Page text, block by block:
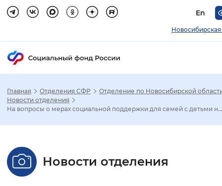
En
Новосибирская
Настройка режима отображения
Стандартный Увеличенный
Главная Отделения СФР
Отделение по Новосибирской
Новости отделения
На вопросы о мерах социальной поддержки для семей с детьми н...
Новости отделения